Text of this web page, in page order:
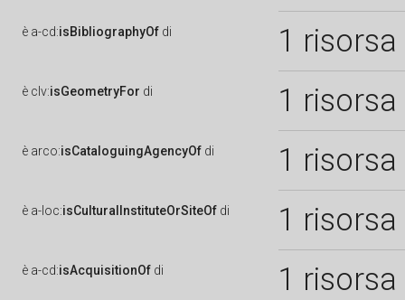
è a-cd:isBibliographyOf di 1 risorsa
è clv:isGeometryFor di 1 risorsa
è arco:isCataloguingAgencyOf di 1 risorsa
è a-loc:isCulturalInstituteOrSiteOf di 1 risorsa
è a-cd:isAcquisitionOf di 1 risorsa